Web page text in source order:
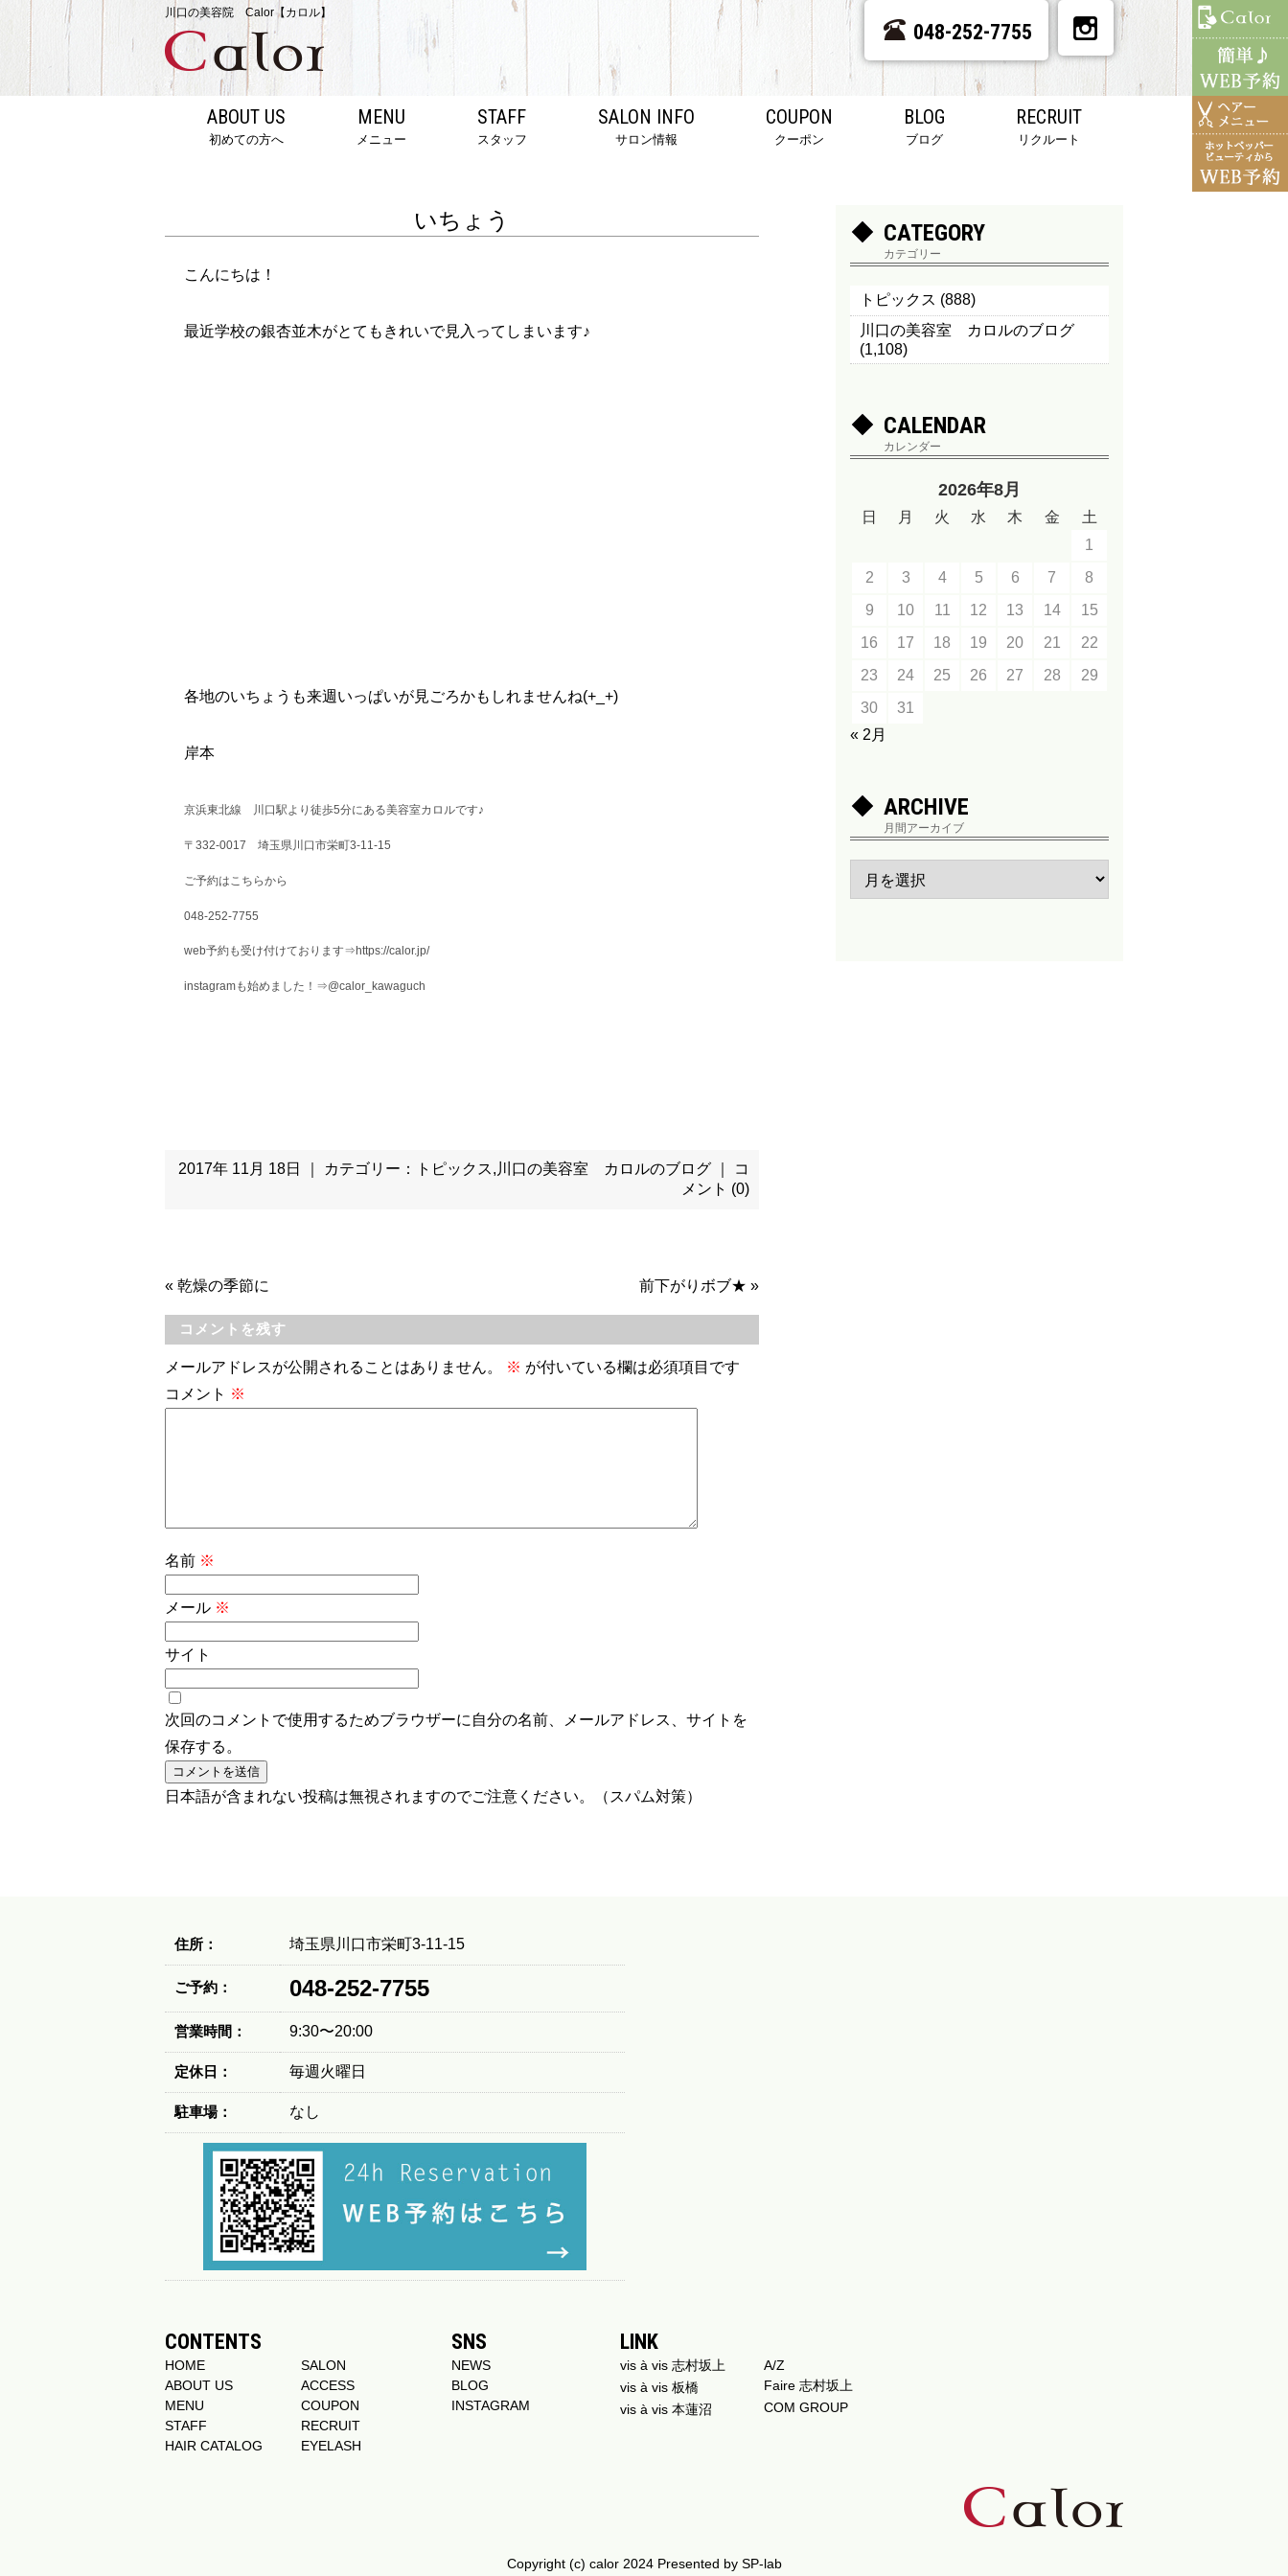
川口の美容院 Calor【カロル】
048-252-7755
ABOUT US
初めての方へ
MENU
メニュー
STAFF
スタッフ
SALON INFO
サロン情報
COUPON
クーポン
BLOG
ブログ
RECRUIT
リクルート
いちょう
こんにちは！
最近学校の銀杏並木がとてもきれいで見入ってしまいます♪
各地のいちょうも来週いっぱいが見ごろかもしれませんね(+_+)
岸本
京浜東北線 川口駅より徒歩5分にある美容室カロルです♪
〒332-0017 埼玉県川口市栄町3-11-15
ご予約はこちらから
048-252-7755
web予約も受け付けております⇒https://calor.jp/
instagramも始めました！⇒@calor_kawaguch
2017年 11月 18日 ｜ カテゴリー： トピックス, 川口の美容室 カロルのブログ
コ
メント (0)
« 乾燥の季節に 前下がりボブ★ »
コメントを残す
メールアドレスが公開されることはありません。 ※ が付いている欄は必須項目です
コメント ※
名前 ※
メール ※
サイト
次回のコメントで使用するためブラウザーに自分の名前、メールアドレス、サイトを
保存する。
日本語が含まれない投稿は無視されますのでご注意ください。（スパム対策）
CATEGORY
カテゴリー
トピックス (888)
川口の美容室 カロルのブログ
(1,108)
CALENDAR
カレンダー
2026年8月
日 月 火 水 木 金
土
1
2
3 4 5 6 7
8
9
10 11 12 13 14
15
16
17 18 19 20 21
22
23
24 25 26 27 28
29
30
31
« 2月
ARCHIVE
月間アーカイブ
住所： 埼玉県川口市栄町3-11-15
ご予約： 048-252-7755
営業時間： 9:30〜20:00
定休日： 毎週火曜日
駐車場： なし
CONTENTS
HOME
ABOUT US
MENU
STAFF
HAIR CATALOG
SALON
ACCESS
COUPON
RECRUIT
EYELASH
SNS
NEWS
BLOG
INSTAGRAM
LINK
vis à vis 志村坂上
vis à vis 板橋
vis à vis 本蓮沼
A/Z
Faire 志村坂上
COM GROUP
Copyright (c) calor 2024 Presented by SP-lab